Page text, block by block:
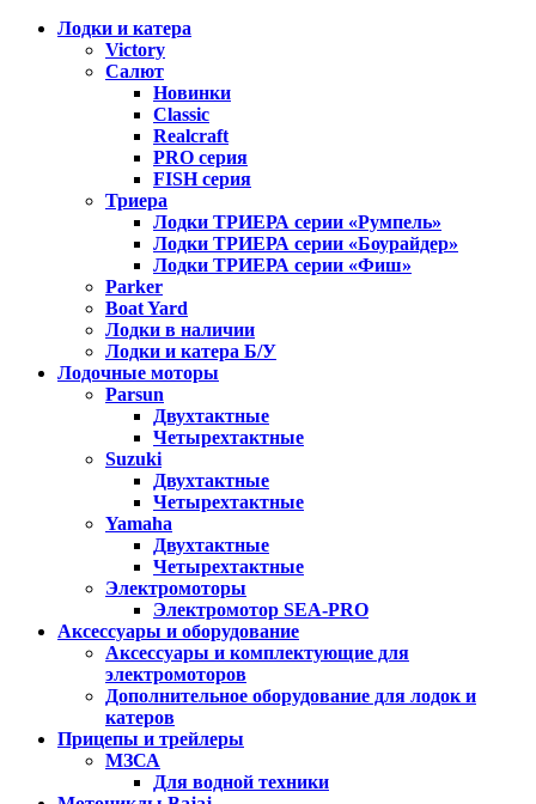
Лодки и катера
Victory
Салют
Новинки
Classic
Realcraft
PRO серия
FISH серия
Триера
Лодки ТРИЕРА серии «Румпель»
Лодки ТРИЕРА серии «Боурайдер»
Лодки ТРИЕРА серии «Фиш»
Parker
Boat Yard
Лодки в наличии
Лодки и катера Б/У
Лодочные моторы
Parsun
Двухтактные
Четырехтактные
Suzuki
Двухтактные
Четырехтактные
Yamaha
Двухтактные
Четырехтактные
Электромоторы
Электромотор SEA-PRO
Аксессуары и оборудование
Аксессуары и комплектующие для
электромоторов
Дополнительное оборудование для лодок и
катеров
Прицепы и трейлеры
МЗСА
Для водной техники